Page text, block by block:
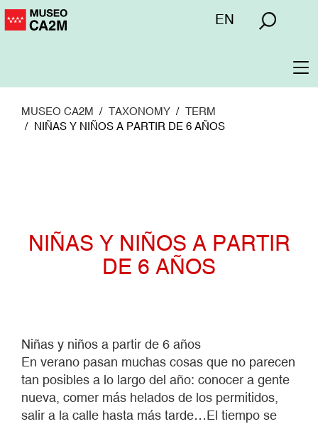
Pasar
Menú
EN
MUSEO CA2M TAXONOMY
TERM
NIÑAS Y NIÑOS A PARTIR DE 6 AÑOS
NIÑAS Y NIÑOS A PARTIR
DE 6 AÑOS
Niñas y niños a partir de 6 años
En verano pasan muchas cosas que no parecen
tan posibles a lo largo del año: conocer a gente
nueva, comer más helados de los permitidos,
salir a la calle hasta más tarde…El tiempo se